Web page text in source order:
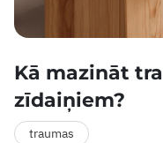
Kā mazināt
zīdaiņiem?
traumas